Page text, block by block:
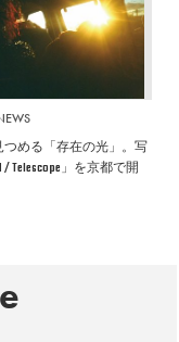
つめる「存在の光」。写
/ Telescope」を京都で開